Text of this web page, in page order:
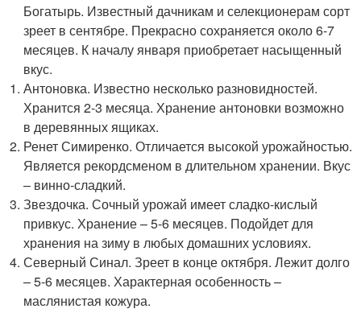
Богатырь. Известный дачникам и селекционерам сорт
зреет в сентябре. Прекрасно сохраняется около 6-7
месяцев. К началу января приобретает насыщенный
вкус.
Антоновка. Известно несколько разновидностей.
Хранится 2-3 месяца. Хранение антоновки возможно
в деревянных ящиках.
Ренет Симиренко. Отличается высокой урожайностью.
Является рекордсменом в длительном хранении. Вкус
– винно-сладкий.
Звездочка. Сочный урожай имеет сладко-кислый
привкус. Хранение – 5-6 месяцев. Подойдет для
хранения на зиму в любых домашних условиях.
Северный Синал. Зреет в конце октября. Лежит долго
– 5-6 месяцев. Характерная особенность –
маслянистая кожура.